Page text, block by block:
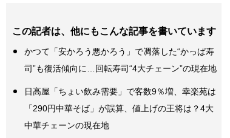
この記者は、他にもこんな記事を書いています
かつて「安かろう悪かろう」で凋落した“かっぱ寿
司”も復活傾向に…回転寿司“4大チェーン”の現在地
日高屋「ちょい飲み需要」で客数9％増、幸楽苑は
「290円中華そば」が誤算、値上げの王将は？4大
中華チェーンの現在地